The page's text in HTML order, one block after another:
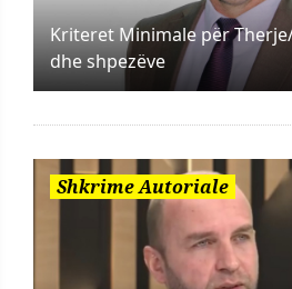
Kriteret Minimale për
dhe shpezëve
Shkrime Autoriale